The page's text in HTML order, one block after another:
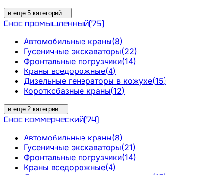
и еще 5 категорий...
Снос промышленный(75)
Автомобильные краны(8)
Гусеничные экскаваторы(22)
Фронтальные погрузчики(14)
Краны вседорожные(4)
Дизельные генераторы в кожухе(15)
Короткобазные краны(12)
и еще 2 категрии...
Снос коммерческий(74)
Автомобильные краны(8)
Гусеничные экскаваторы(21)
Фронтальные погрузчики(14)
Краны вседорожные(4)